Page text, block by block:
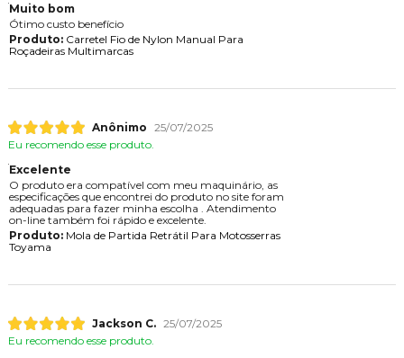
Muito bom
Ótimo custo benefício
Produto:Carretel Fio de Nylon Manual Para
Roçadeiras Multimarcas
Anônimo 25/07/2025
Eu recomendo esse produto.
Excelente
O produto era compatível com meu maquinário, as
especificações que encontrei do produto no site foram
adequadas para fazer minha escolha . Atendimento
on-line também foi rápido e excelente.
Produto:Mola de Partida Retrátil Para Motosserras
Toyama
Jackson C. 25/07/2025
Eu recomendo esse produto.